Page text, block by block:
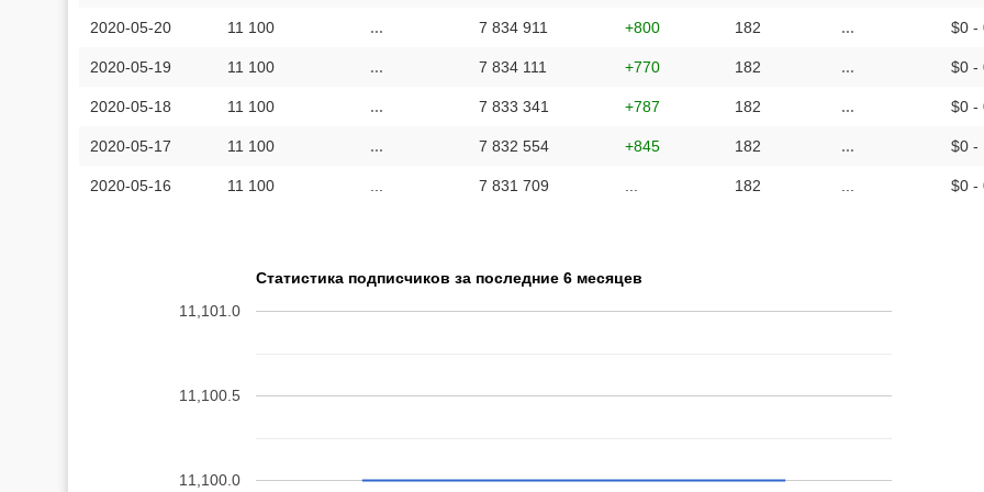
2020-05-20 11 100 ... 7 834 911 +800 182 ... $0 -
2020-05-19 11 100 ... 7 834 111 +770 182 ... $0 -
2020-05-18 11 100 ... 7 833 341 +787 182 ... $0 -
2020-05-17 11 100 ... 7 832 554 +845 182 ... $0 -
2020-05-16 11 100 7 831 709 182 $0 -
Статистика подписчиков за последние 6 месяцев
11,100.0
11,100.5
11,101.0